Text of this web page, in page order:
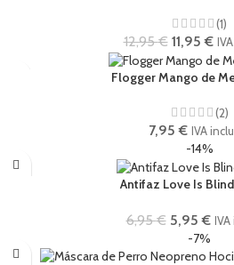
(1)
12,95€ 11,95€
Flogger Mango de
(2)
7,95€ IVA
-14%
Antifaz Love Is
6,95€ 5,95€
-7%